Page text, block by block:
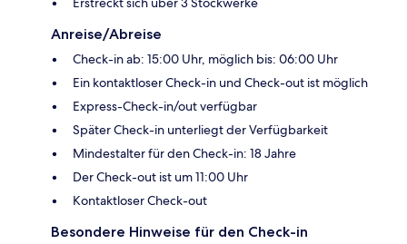
Anreise/Abreise
Check-in ab: 15:00 Uhr, möglich bis: 06:00 Uhr
Ein kontaktloser Check-in und Check-out ist möglich
Express-Check-in/out verfügbar
Später Check-in unterliegt der Verfügbarkeit
Mindestalter für den Check-in: 18 Jahre
Der Check-out ist um 11:00 Uhr
Kontaktloser Check-out
Besondere Hinweise für den Check-in